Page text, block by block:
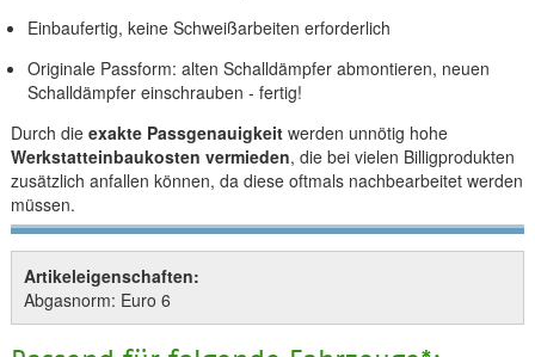
Einbaufertig, keine Schweißarbeiten erforderlich
Originale Passform: alten Schalldämpfer abmontieren, neuen
Schalldämpfer einschrauben - fertig!
Durch die exakte Passgenauigkeitwerden unnötig hohe
Werkstatteinbaukosten vermieden, die bei vielen Billigprodukten
zusätzlich anfallen können, da diese oftmals nachbearbeitet werden
müssen.
Artikeleigenschaften:
Abgasnorm: Euro 6